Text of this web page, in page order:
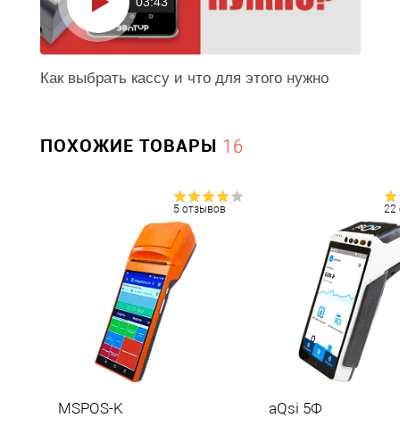
Как выбрать кассу и что для этого нужно
ПОХОЖИЕ ТОВАРЫ 16
5 отзывов
MSPOS-K
22
aQsi 5Ф